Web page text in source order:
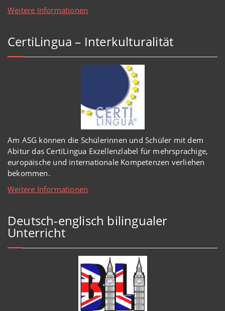
Weitere Informationen
CertiLingua – Interkulturalität
Am ASG können die Schülerinnen und Schüler mit dem
Abitur das CertiLingua Exzellenzlabel für mehrsprachige,
europäische und internationale Kompetenzen verliehen
bekommen.
Weitere Informationen
Deutsch-englisch bilingualer
Unterricht